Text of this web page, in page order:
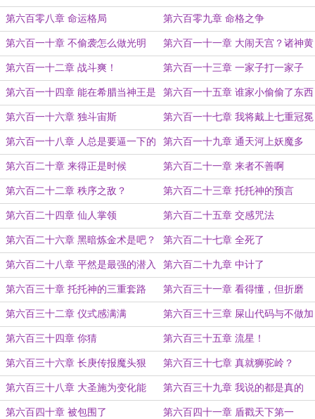
线！
第六百零八章 命运格局 第六百零九章 命格之争
第六百一十章 不偷袭怎么做光明
神？
第六百一十一章 大闹天宫？诸神黄
昏！
第六百一十二章 战斗爽！ 第六百一十三章 一家子打一家子
第六百一十四章 能在希腊当神王是
要有两把刷子的
第六百一十五章 谁家小偷偷了东西
会现场查看啊？
第六百一十六章 独斗宙斯 第六百一十七章 我将戴上七重冠冕
第六百一十八章 人总是要逼一下的 第六百一十九章 通天河上妖魔多
第六百二十章 来得正是时候 第六百二十一章 来者不善啊
第六百二十二章 秩序之敌？ 第六百二十三章 托托神的预言
第六百二十四章 仙人掌领 第六百二十五章 交感咒法
第六百二十六章 黑暗炼金术是吧？ 第六百二十七章 全死了
第六百二十八章 平然是最强的潜入
法术
第六百二十九章 中计了
第六百三十章 托托神的三重套路 第六百三十一章 看得懂，但折磨
第六百三十二章 仪式感满满 第六百三十三章 屎山代码与不做加
密
第六百三十四章 你猜 第六百三十五章 流星！
第六百三十六章 长庚传报魔头狠 第六百三十七章 真就狮驼岭？
第六百三十八章 大圣施为变化能 第六百三十九章 我说的都是真的
第六百四十章 被包围了 第六百四十一章 盾戳天下第一